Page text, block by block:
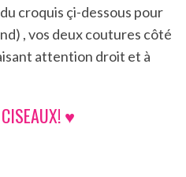
croquis çi-dessous pour
, vos deux coutures côté
attention droit et à
♥